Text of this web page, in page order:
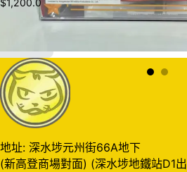
地址: 深水埗元州街66A地下
(新高登商場對面) (深水埗地鐵站D1出